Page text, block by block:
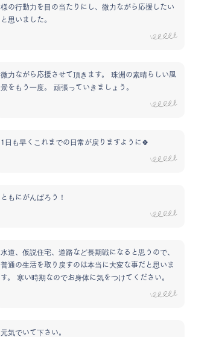
様の行動力を目の当たりにし、微力ながら応援したい
と思いました。
微力ながら応援させて頂きます。 珠洲の素晴らしい風
景をもう一度。 頑張っていきましょう。
1日も早くこれまでの日常が戻りますように🍀
ともにがんばろう！
水道、仮説住宅、道路など長期戦になると思うので、
普通の生活を取り戻すのは本当に大変な事だと思いま
す。 寒い時期なのでお身体に気をつけてください。
元気でいて下さい。